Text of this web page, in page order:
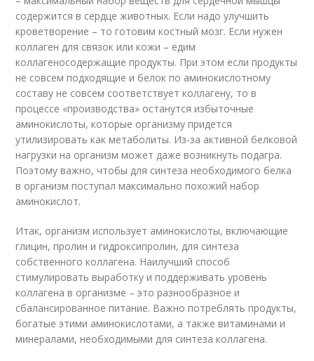
содержится в сердце животных. Если надо улучшить
кроветворение – то готовим костный мозг. Если нужен
коллаген для связок или кожи – едим
коллагеносодержащие продукты. При этом если продукты
не совсем подходящие и белок по аминокислотному
составу не совсем соответствует коллагену, то в
процессе «производства» останутся избыточные
аминокислоты, которые организму придется
утилизировать как метаболиты. Из-за активной белковой
нагрузки на организм может даже возникнуть подагра.
Поэтому важно, чтобы для синтеза необходимого белка
в организм поступал максимально похожий набор
аминокислот.
Итак, организм использует аминокислоты, включающие
глицин, пролин и гидроксипролин, для синтеза
собственного коллагена. Наилучший способ
стимулировать выработку и поддерживать уровень
коллагена в организме – это разнообразное и
сбалансированное питание. Важно потреблять продукты,
богатые этими аминокислотами, а также витаминами и
минералами, необходимыми для синтеза коллагена.